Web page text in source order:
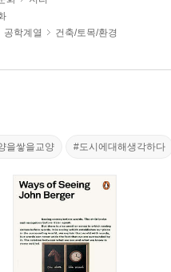
공학계열 건축/토목/환경
을쌓을교양 #도시에대해생각하다